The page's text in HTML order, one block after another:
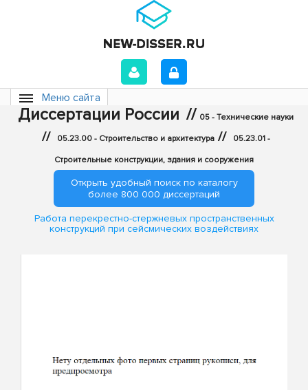
Меню сайта
Диссертации России // 05 - Технические науки
// 05.23.00 - Строительство и архитектура // 05.23.01 -
Строительные конструкции, здания и сооружения
Открыть удобный поиск по каталогу
более 800 000 диссертаций
Работа перекрестно-стержневых пространственных
конструкций при сейсмических воздействиях